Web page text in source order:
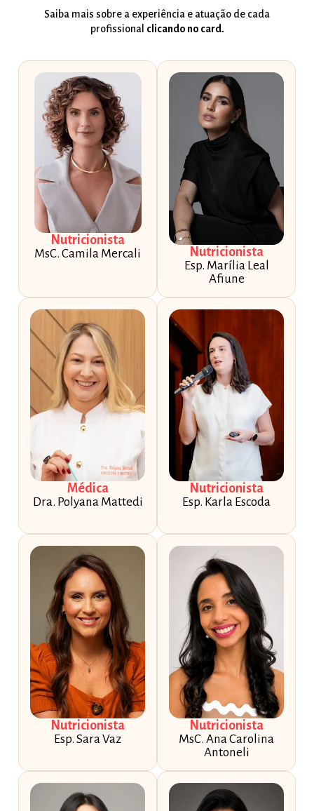
Saiba mais sobre a experiência e atuação de cada
profissional clicando no card.
Nutricionista
MsC. Camila Mercali Nutricionista
Esp. Marília Leal
Afiune
Médica
Dra. Polyana Mattedi
Nutricionista
Esp. Karla Escoda
Nutricionista
Esp. Sara Vaz
Nutricionista
MsC. Ana Carolina
Antoneli